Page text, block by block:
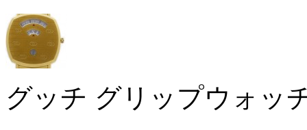
グッチ グリップウォッ